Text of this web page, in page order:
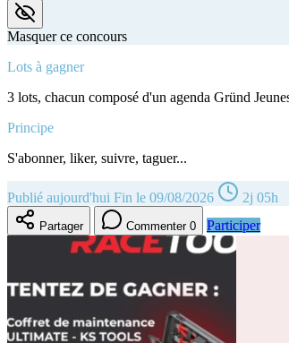
Masquer ce concours
Lots à gagner
3 lots, chacun composé d'un agenda Gründ
Principe
S'abonner, liker, suivre, taguer...
Publié aujourd'hui Fin le 09/08/2026 2j 05h
Partager Commenter 0 Participer